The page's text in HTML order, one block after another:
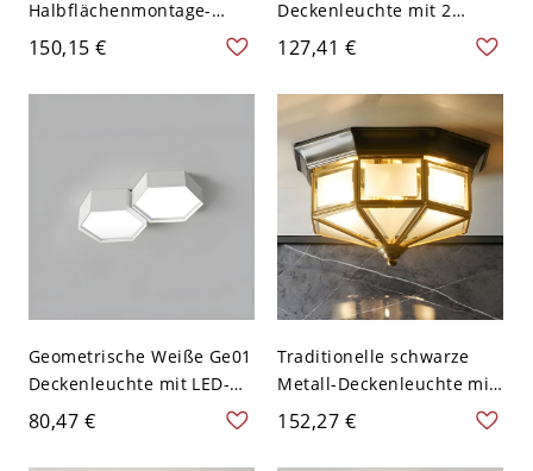
Halbflächenmontage-
Schüssel-Deckenleuchte
mit modernem Stil für
den Wohnbereich - 110V-
150,15 €
Deckenleuchte mit 2
Lichtern und
Silikongelschirm -
Schwarzes Gold 110V-
120V Weißlicht
127,41 €
Geometrische Weiße Ge01
Deckenleuchte mit LED-
Lampen - Weiß 110V-120V
2 Weißlicht
80,47 €
Traditionelle schwarze
Metall-Deckenleuchte mit
mattem Glasschirm -
110V-120V
152,27 €